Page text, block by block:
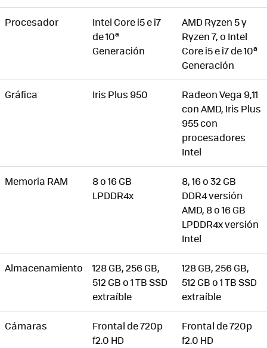
Procesador
Intel Core i5 e i7
de 10ª
Generación
AMD Ryzen 5 y
Ryzen 7, o Intel
Core i5 e i7 de 10ª
Generación
Gráfica Iris Plus 950
Radeon Vega 9,11
con AMD, Iris Plus
955 con
procesadores
Intel
Memoria RAM
8 o 16 GB
LPDDR4x
8, 16 o 32 GB
DDR4 versión
AMD, 8 o 16 GB
LPDDR4x versión
Intel
Almacenamiento
128 GB, 256 GB,
512 GB o 1 TB SSD
extraíble
128 GB, 256 GB,
512 GB o 1 TB SSD
extraíble
Cámaras
Frontal de 720p
f2.0 HD
Frontal de 720p
f2.0 HD